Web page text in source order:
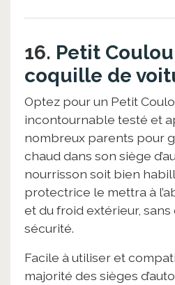
16. Petit
coquille de
Optez pour un Petit
incontournable testé et
nombreux parents pour
chaud dans son siège
nourrisson soit bien
protectrice le mettra à
et du froid extérieur,
sécurité.
Facile à utiliser et
majorité des sièges d’auto